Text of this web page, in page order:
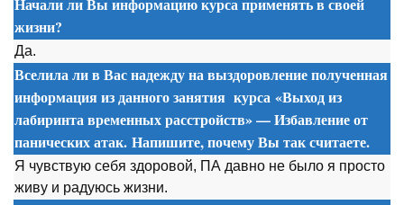
жизни?
Да.
Вселила ли в Вас надежду на выздоровление полученная
информация из данного занятия курса «Выход из
лабиринта временных расстройств» — Избавление от
панических атак. Напишите, почему Вы так считаете.
Я чувствую себя здоровой, ПА давно не было я просто
живу и радуюсь жизни.